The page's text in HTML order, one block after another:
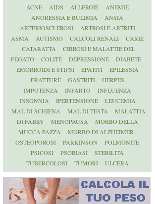
ACNE AIDS ALLERGIE
ANEMIE
ANORESSIA E BULIMIA
ANSIA
ARTERIOSCLEROSI
ARTROSI E ARTRITI
ASMA
AUTISMO CALCOLI RENALI
CARIE
CATARATTA
CIRROSI E MALATTIE DEL
FEGATO
COLITE DEPRESSIONE
DIABETE
EMORROIDI E STIPSI
EPATITI
EPILESSIA
FRATTURE
GASTRITI
HERPES
IMPOTENZA
INFARTO
INFLUENZA
INSONNIA
IPERTENSIONE
LEUCEMIA
MAL DI SCHIENA
MAL DI TESTA
MALATTIA
DI FABRY
MENOPAUSA
MORBO DELLA
MUCCA PAZZA
MORBO DI ALZHEIMER
OSTEOPOROSI
PARKINSON
POLMONITE
PSICOSI
PSORIASI
STERILITA
TUBERCOLOSI
TUMORI ULCERA